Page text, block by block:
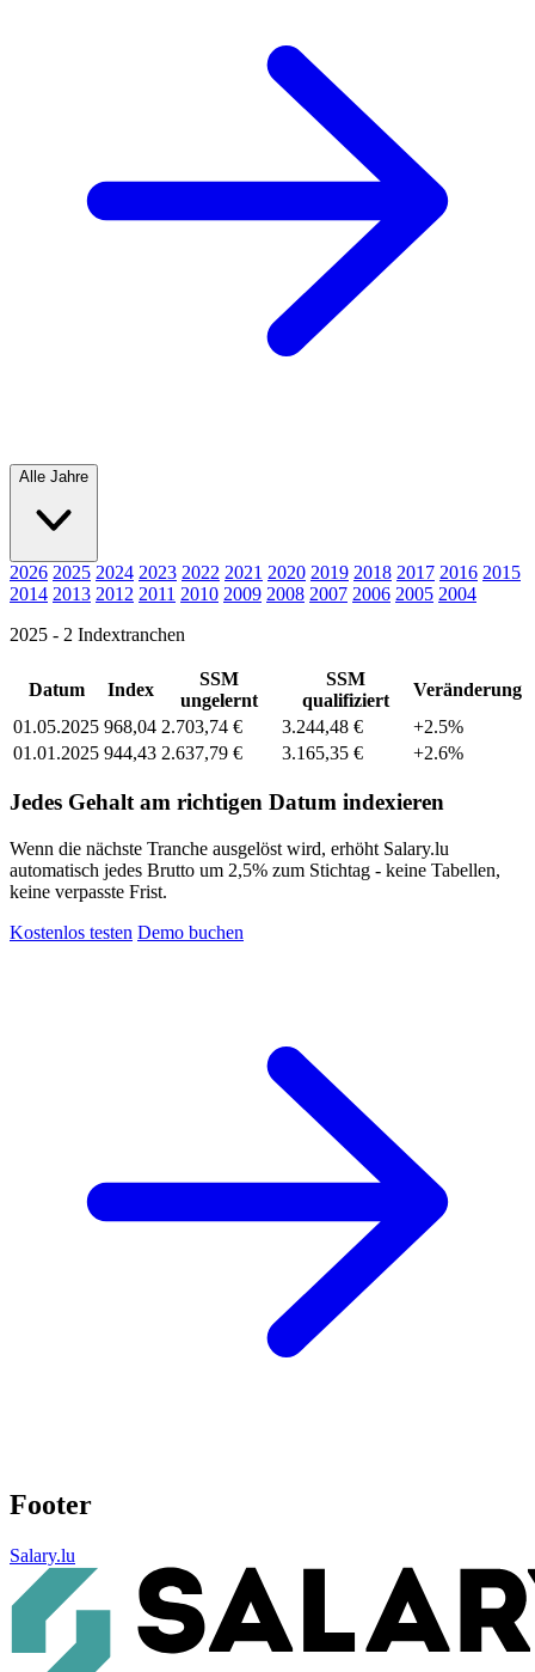
Alle Jahre
2026 2025 2024 2023 2022 2021 2020 2019 2018 2017 2016 2015
2014 2013 2012 2011 2010 2009 2008 2007 2006 2005 2004
2025 - 2 Indextranchen
Datum Index
SSM
ungelernt
SSM
qualifiziert
Veränderung
01.05.2025 968,04 2.703,74 € 3.244,48 €
+2.5%
01.01.2025 944,43 2.637,79 € 3.165,35 € +2.6%
Jedes Gehalt am richtigen Datum indexieren
Wenn die nächste Tranche ausgelöst wird, erhöht Salary.lu
automatisch jedes Brutto um 2,5% zum Stichtag - keine Tabellen,
keine verpasste Frist.
Kostenlos testen Demo buchen
Footer
Salary.lu